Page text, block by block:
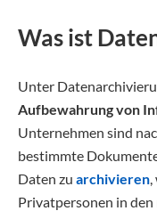
Was ist
Unter
Aufbewahrung von
Unternehmen sind
bestimmte
Daten zu archivieren
Privatpersonen in